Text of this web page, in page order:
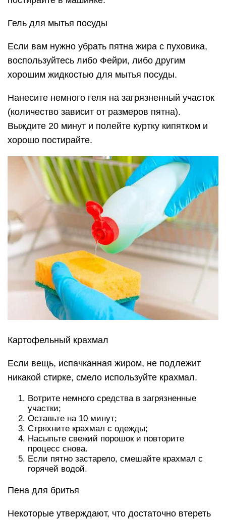
Гель для мытья посуды
Если вам нужно убрать пятна жира с пуховика,
воспользуйтесь либо Фейри, либо другим
хорошим жидкостью для мытья посуды.
Нанесите немного геля на загрязненный участок
(количество зависит от размеров пятна).
Выждите 20 минут и полейте куртку кипятком и
хорошо постирайте.
Картофельный крахмал
Если вещь, испачканная жиром, не подлежит
никакой стирке, смело используйте крахмал.
Вотрите немного средства в загрязненные
участки;
Оставьте на 10 минут;
Стряхните крахмал с одежды;
Насыпьте свежий порошок и повторите
процесс снова.
Если пятно застарело, смешайте крахмал с
горячей водой.
Пена для бритья
Некоторые утверждают, что достаточно втереть